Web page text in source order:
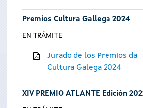
Premios Cultura Gallega 2024
EN TRÁMITE
Jurado de los Premios da
Cultura Galega 2024
XIV PREMIO ATLANTE Edición